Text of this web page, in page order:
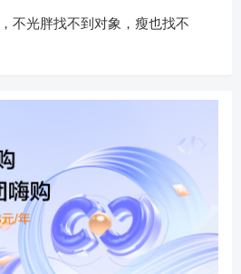
不光胖找不到对象，瘦也找不